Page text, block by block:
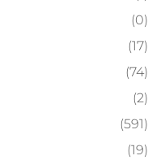
(0)
(17)
(74)
(2)
(591)
(19)